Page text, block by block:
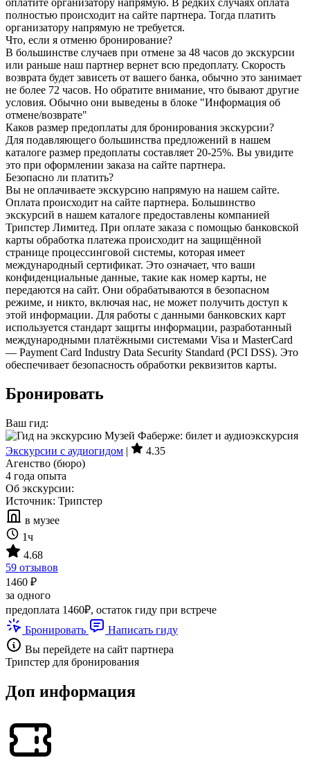
полностью происходит на сайте партнера. Тогда платить
организатору напрямую не требуется.
Что, если я отменю бронирование?
В большинстве случаев при отмене за 48 часов до экскурсии
или раньше наш партнер вернет всю предоплату. Скорость
возврата будет зависеть от вашего банка, обычно это занимает
не более 72 часов. Но обратите внимание, что бывают другие
условия. Обычно они выведены в блоке "Информация об
отмене/возврате"
Каков размер предоплаты для бронирования экскурсии?
Для подавляющего большинства предложений в нашем
каталоге размер предоплаты составляет 20-25%. Вы увидите
это при оформлении заказа на сайте партнера.
Безопасно ли платить?
Вы не оплачиваете экскурсию напрямую на нашем сайте.
Оплата происходит на сайте партнера. Большинство
экскурсий в нашем каталоге предоставлены компанией
Трипстер Лимитед. При оплате заказа с помощью банковской
карты обработка платежа происходит на защищённой
странице процессинговой системы, которая имеет
международный сертификат. Это означает, что ваши
конфиденциальные данные, такие как номер карты, не
передаются на сайт. Они обрабатываются в безопасном
режиме, и никто, включая нас, не может получить доступ к
этой информации. Для работы с данными банковских карт
используется стандарт защиты информации, разработанный
международными платёжными системами Visa и MasterCard
— Payment Card Industry Data Security Standard (PCI DSS). Это
обеспечивает безопасность обработки реквизитов карты.
Бронировать
Ваш гид:
Экскурсии с аудиогидом |
4.35
Агенство (бюро)
4 года опыта
Об экскурсии:
Источник: Трипстер
в музее
1ч
4.68
59 отзывов
1460 ₽
за одного
предоплата 1460₽, остаток гиду при встрече
Бронировать
Написать гиду
Вы перейдете на сайт партнера
Трипстер для бронирования
Доп информация